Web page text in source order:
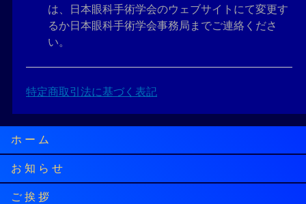
は、日本眼科手術学会のウェブサイトにて変更す
るか日本眼科手術学会事務局までご連絡くださ
い。
特定商取引法に基づく表記
ホ ー ム
お 知 ら せ
ご 挨 拶